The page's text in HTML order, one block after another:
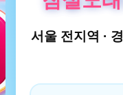
서울 전지역 ·